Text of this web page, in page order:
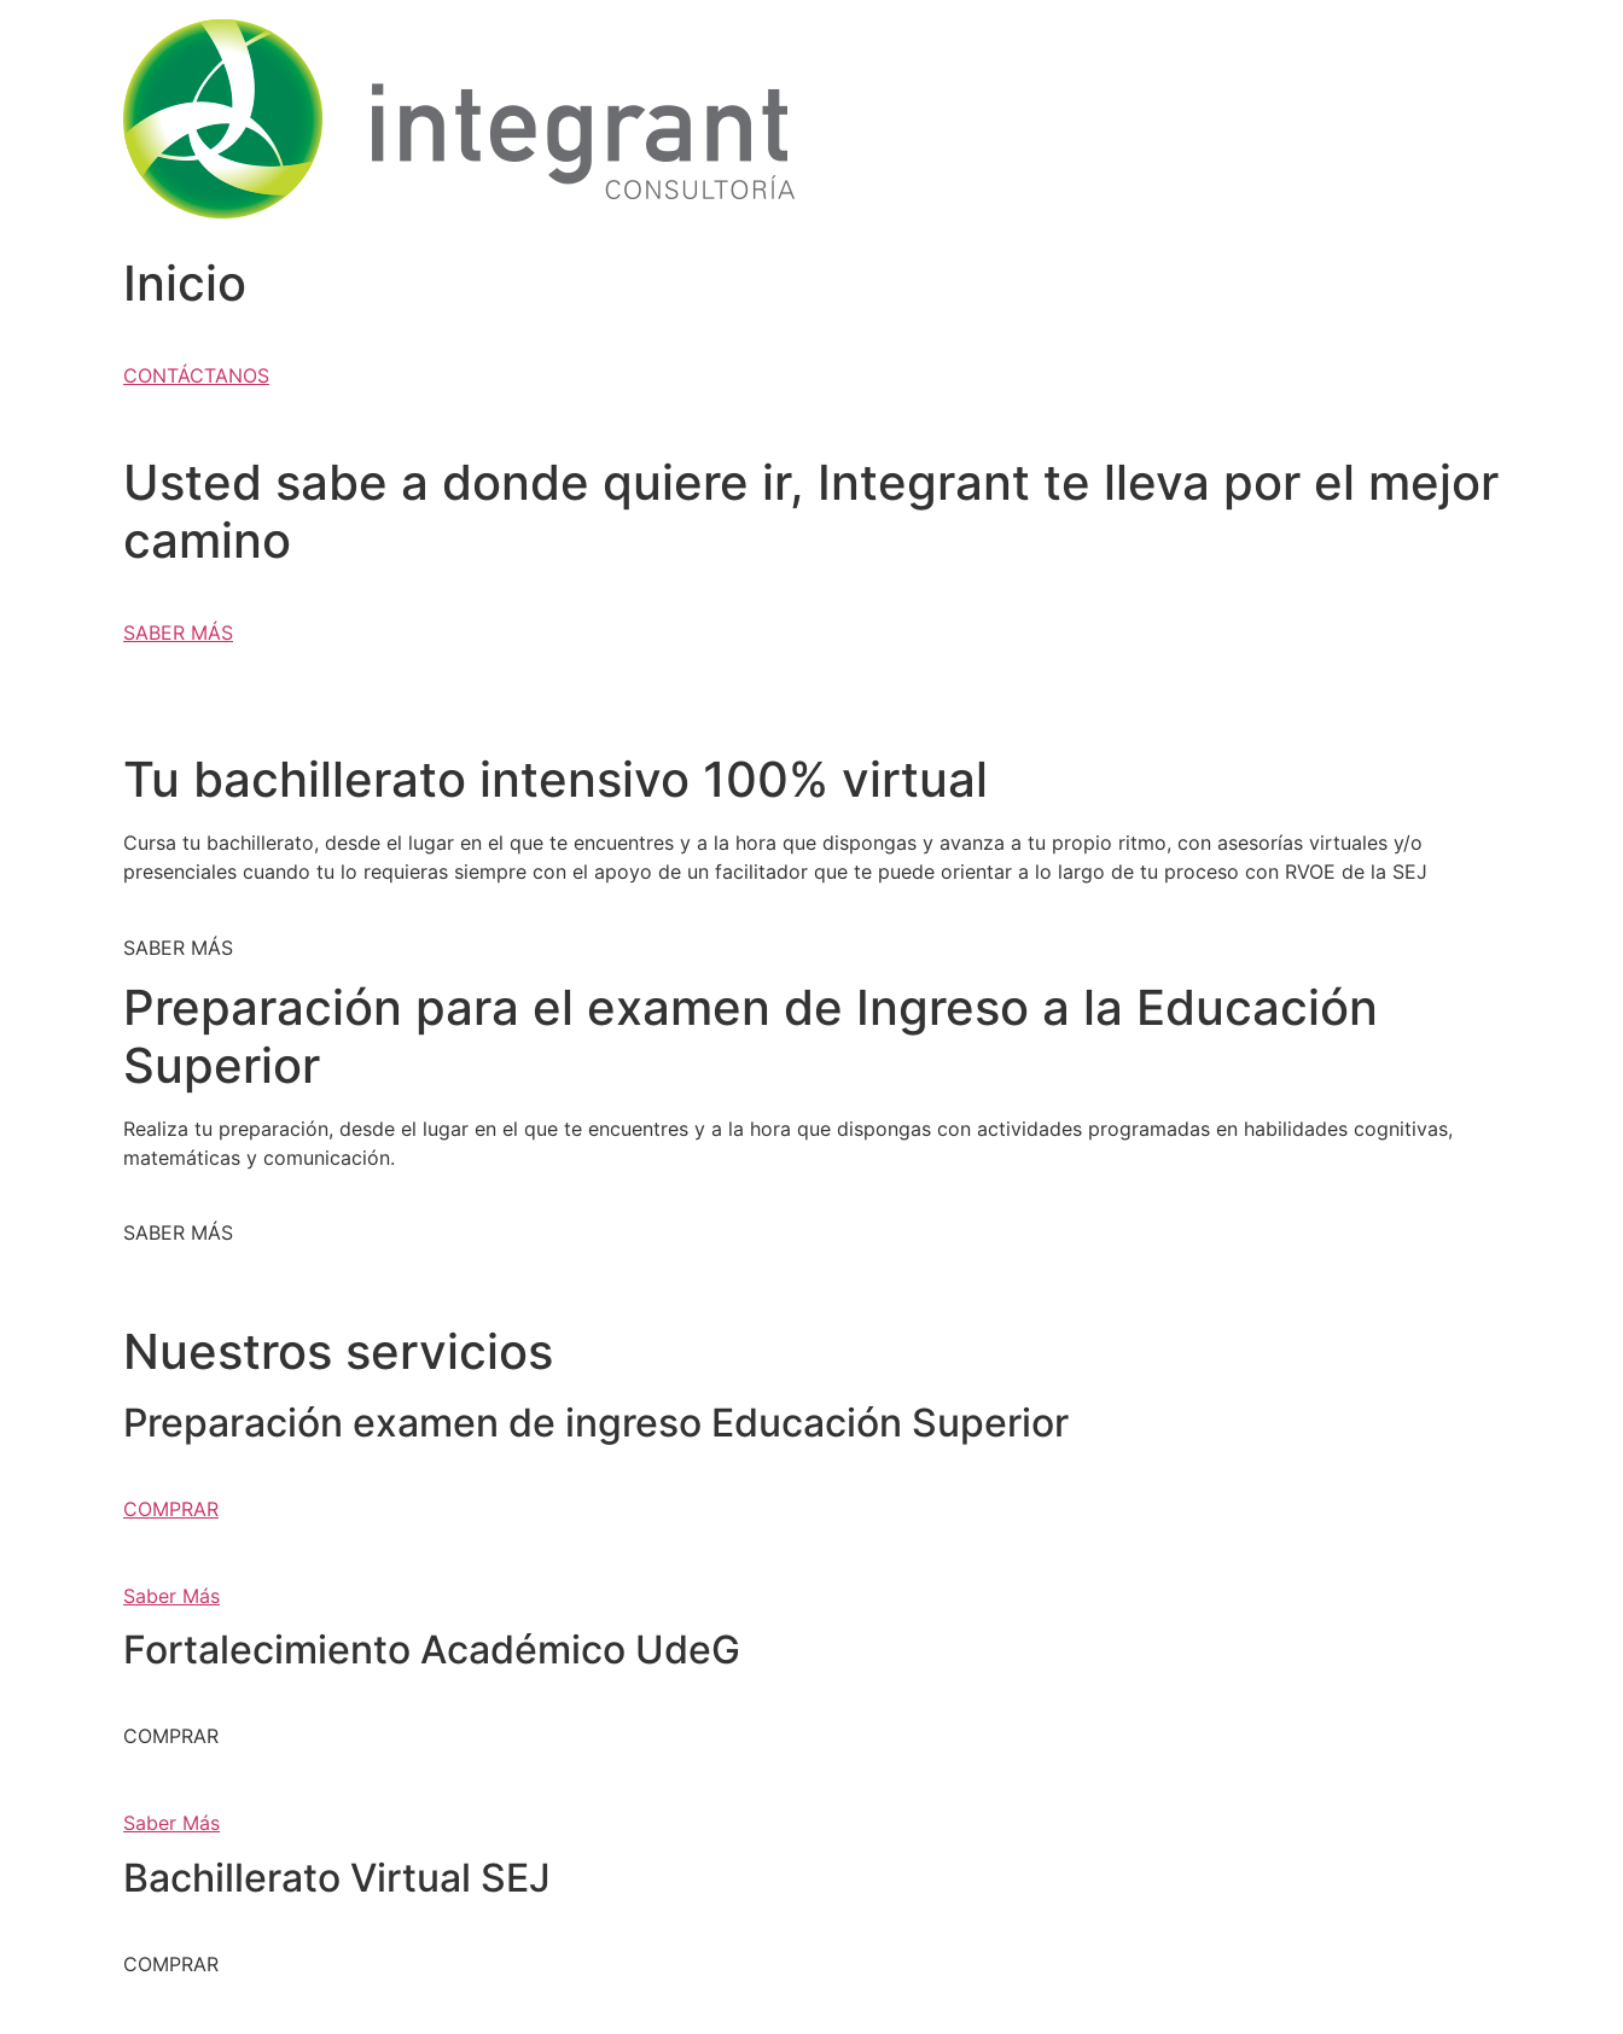
Inicio
CONTÁCTANOS
Usted sabe a donde quiere ir, Integrant te lleva por el mejor
camino
SABER MÁS
Tu bachillerato intensivo 100% virtual
Cursa tu bachillerato, desde el lugar en el que te encuentres y a la hora que dispongas y avanza a tu propio ritmo, con asesorías virtuales y/o
presenciales cuando tu lo requieras siempre con el apoyo de un facilitador que te puede orientar a lo largo de tu proceso con RVOE de la SEJ
SABER MÁS
Preparación para el examen de Ingreso a la Educación
Superior
Realiza tu preparación, desde el lugar en el que te encuentres y a la hora que dispongas con actividades programadas en habilidades cognitivas,
matemáticas y comunicación.
SABER MÁS
Nuestros servicios
Preparación examen de ingreso Educación Superior
COMPRAR
Saber Más
Fortalecimiento Académico UdeG
COMPRAR
Saber Más
Bachillerato Virtual SEJ
COMPRAR